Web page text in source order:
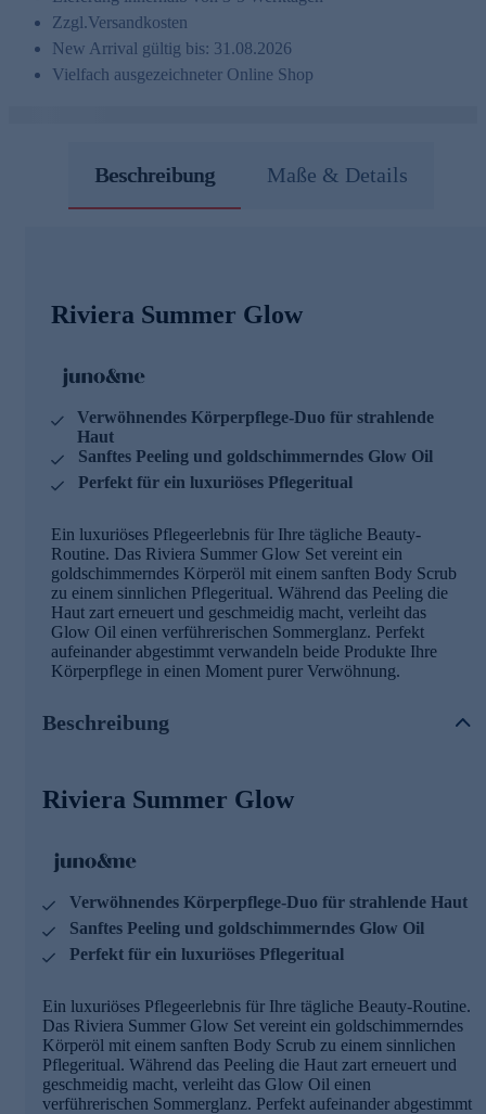
Zzgl.Versandkosten
New Arrival gültig bis: 31.08.2026
Vielfach ausgezeichneter Online Shop
Beschreibung Maße & Details
Riviera Summer Glow
Verwöhnendes Körperpflege-Duo für strahlende
Haut
Sanftes Peeling und goldschimmerndes Glow Oil
Perfekt für ein luxuriöses Pflegeritual
Ein luxuriöses Pflegeerlebnis für Ihre tägliche Beauty-
Routine. Das Riviera Summer Glow Set vereint ein
goldschimmerndes Körperöl mit einem sanften Body Scrub
zu einem sinnlichen Pflegeritual. Während das Peeling die
Haut zart erneuert und geschmeidig macht, verleiht das
Glow Oil einen verführerischen Sommerglanz. Perfekt
aufeinander abgestimmt verwandeln beide Produkte Ihre
Körperpflege in einen Moment purer Verwöhnung.
Beschreibung
Riviera Summer Glow
Verwöhnendes Körperpflege-Duo für strahlende Haut
Sanftes Peeling und goldschimmerndes Glow Oil
Perfekt für ein luxuriöses Pflegeritual
Ein luxuriöses Pflegeerlebnis für Ihre tägliche Beauty-Routine.
Das Riviera Summer Glow Set vereint ein goldschimmerndes
Körperöl mit einem sanften Body Scrub zu einem sinnlichen
Pflegeritual. Während das Peeling die Haut zart erneuert und
geschmeidig macht, verleiht das Glow Oil einen
verführerischen Sommerglanz. Perfekt aufeinander abgestimmt